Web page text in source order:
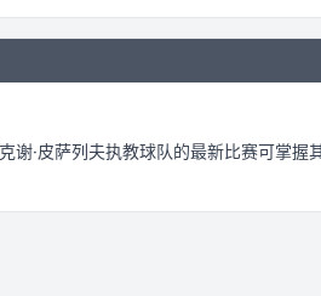
谢·皮萨列夫执教球队的最新比赛可掌握